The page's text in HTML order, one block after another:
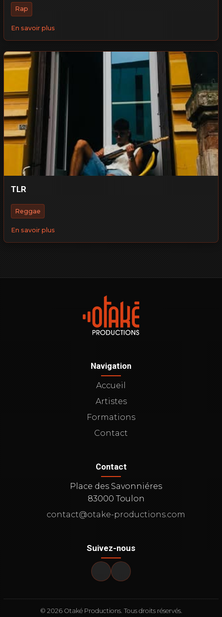
Rap
En savoir plus
TLR
Reggae
En savoir plus
Navigation
Accueil
Artistes
Formations
Contact
Contact
Place des Savonniéres
83000 Toulon
contact@otake-productions.com
Suivez-nous
© 2026 Otaké Productions. Tous droits réservés.